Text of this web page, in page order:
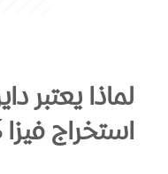
لماذا
استخراج